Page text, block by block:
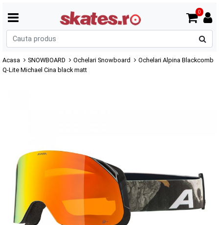
0
Acasa SNOWBOARD Ochelari Snowboard
Ochelari Alpina Blackcomb
Q-Lite Michael Cina black matt